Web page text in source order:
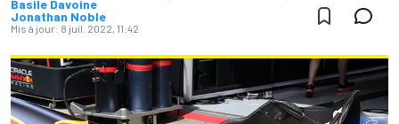
Basile Davoine
Jonathan Noble
Mis à jour: 8 juil. 2022, 11:42